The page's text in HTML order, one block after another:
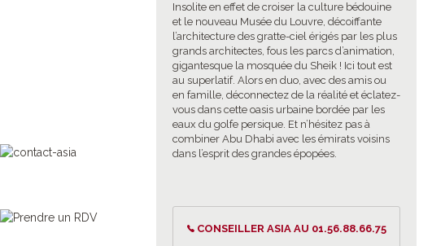
Insolite en effet de croiser la culture bédouine
et le nouveau Musée du Louvre, décoiffante
l’architecture des gratte-ciel érigés par les plus
grands architectes, fous les parcs d’animation,
gigantesque la mosquée du Sheik ! Ici tout est
au superlatif. Alors en duo, avec des amis ou
en famille, déconnectez de la réalité et éclatez-
vous dans cette oasis urbaine bordée par les
eaux du golfe persique. Et n’hésitez pas à
combiner Abu Dhabi avec les émirats voisins
dans l’esprit des grandes épopées.
CONSEILLER ASIA AU 01.56.88.66.75